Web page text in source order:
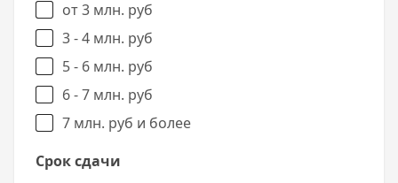
от 3 млн. руб
3 - 4 млн. руб
5 - 6 млн. руб
6 - 7 млн. руб
7 млн. руб и более
Срок сдачи